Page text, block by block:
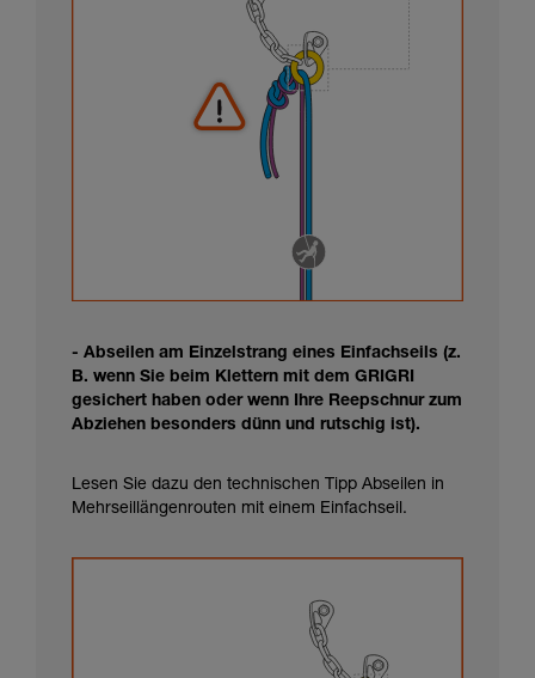
- Abseilen am Einzelstrang eines Einfachseils (z.
B. wenn Sie beim Klettern mit dem GRIGRI
gesichert haben oder wenn Ihre Reepschnur zum
Abziehen besonders dünn und rutschig ist).
Lesen Sie dazu den technischen Tipp Abseilen in
Mehrseillängenrouten mit einem Einfachseil.